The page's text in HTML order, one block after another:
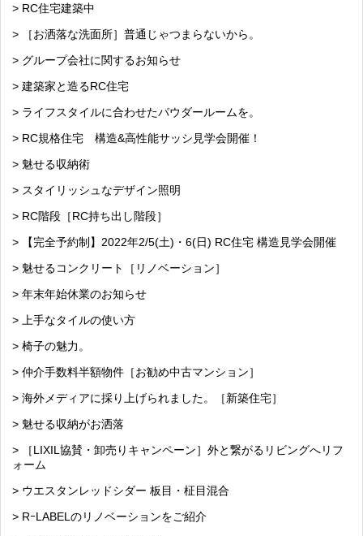
> RC住宅建築中
> ［お洒落な洗面所］普通じゃつまらないから。
> グループ会社に関するお知らせ
> 建築家と造るRC住宅
> ライフスタイルに合わせたパウダールームを。
> RC規格住宅 構造&高性能サッシ見学会開催！
> 魅せる収納術
> スタイリッシュなデザイン照明
> RC階段［RC持ち出し階段］
> 【完全予約制】2022年2/5(土)・6(日) RC住宅 構造見学会開催
> 魅せるコンクリート［リノベーション］
> 年末年始休業のお知らせ
> 上手なタイルの使い方
> 椅子の魅力。
> 仲介手数料半額物件［お勧め中古マンション］
> 海外メディアに採り上げられました。［新築住宅］
> 魅せる収納がお洒落
> ［LIXIL協賛・卸売りキャンペーン］外と繋がるリビングへリフ
ォーム
> ウエスタンレッドシダー 板目・柾目混合
> RｰLABELのリノベーションをご紹介